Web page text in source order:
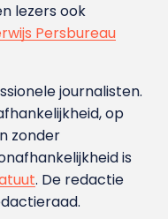
lezers ook
Persbureau
journalisten.
op
zonder
is
. De redactie